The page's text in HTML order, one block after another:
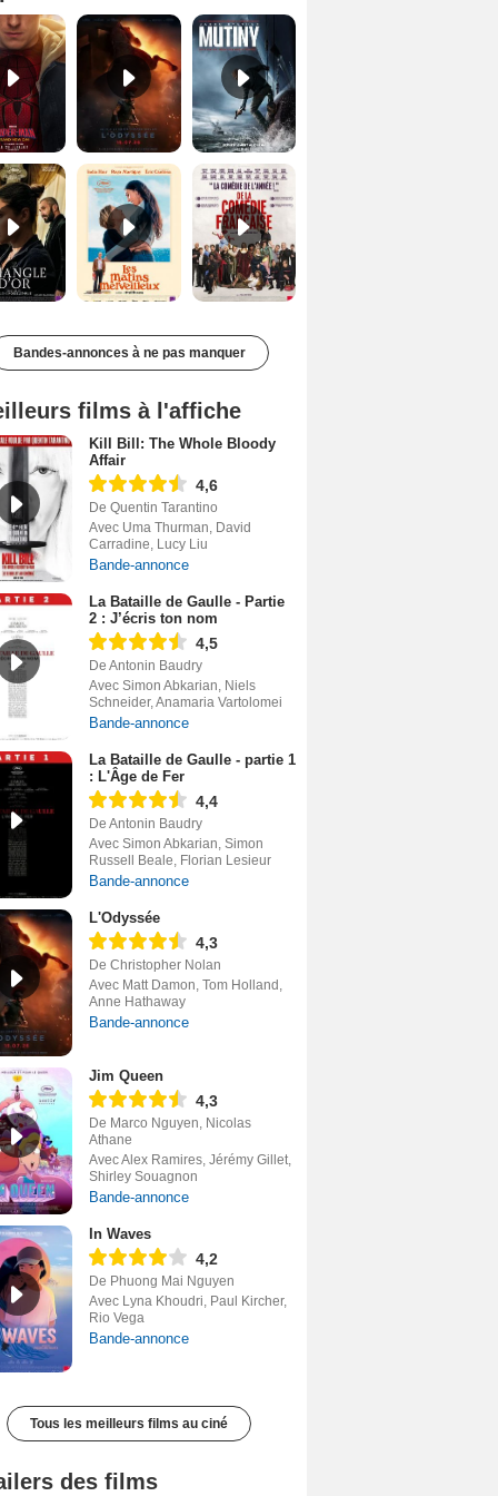
Les Matins merveilleux Bande-annonce VF De la Comédie-Française Teaser VF
Bandes-annonces à ne pas manquer
films à l'affiche
Kill Bill: The Whole Bloody
Affair
4,6
De Quentin Tarantino
Avec Uma Thurman, David
Carradine, Lucy Liu
Bande-annonce
La Bataille de Gaulle - Partie
2 : J’écris ton nom
4,5
De Antonin Baudry
Avec Simon Abkarian, Niels
Schneider, Anamaria Vartolomei
Bande-annonce
La Bataille de Gaulle - partie 1
: L'Âge de Fer
4,4
De Antonin Baudry
Avec Simon Abkarian, Simon
Russell Beale, Florian Lesieur
Bande-annonce
L'Odyssée
4,3
De Christopher Nolan
Avec Matt Damon, Tom Holland,
Anne Hathaway
Bande-annonce
Jim Queen
4,3
De Marco Nguyen, Nicolas
Athane
Avec Alex Ramires, Jérémy Gillet,
Shirley Souagnon
Bande-annonce
In Waves
4,2
De Phuong Mai Nguyen
Avec Lyna Khoudri, Paul Kircher,
Rio Vega
Bande-annonce
Tous les meilleurs films au ciné
des films